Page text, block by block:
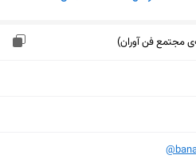
مجتمع فن آوران)